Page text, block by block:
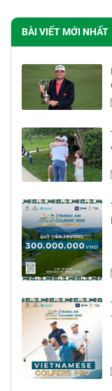
BÀI VIẾT MỚI NHẤT